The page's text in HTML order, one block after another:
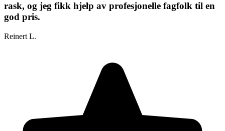
rask, og jeg fikk hjelp av profesjonelle fagfolk til en
god pris.
Reinert L.